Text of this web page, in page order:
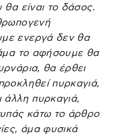
θα είναι το δάσος.
ενεργά δεν θα
το αφήσουμε θα
θα έρθει
πυρκαγιά,
άλλη πυρκαγιά,
κάτω το άρθρο
άμα φυσικά